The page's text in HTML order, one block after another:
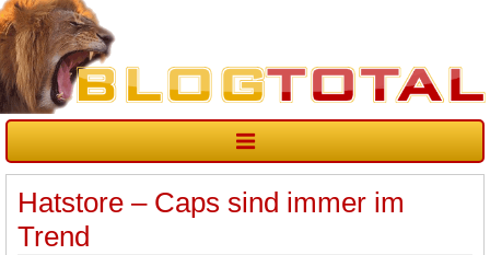
Hatstore – Caps sind immer im
Trend